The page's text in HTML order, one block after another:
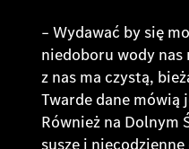
–Wydawać by się
niedoboru wody nas
z nas ma czystą,
Twarde dane mówią
Również na Dolnym
susze i